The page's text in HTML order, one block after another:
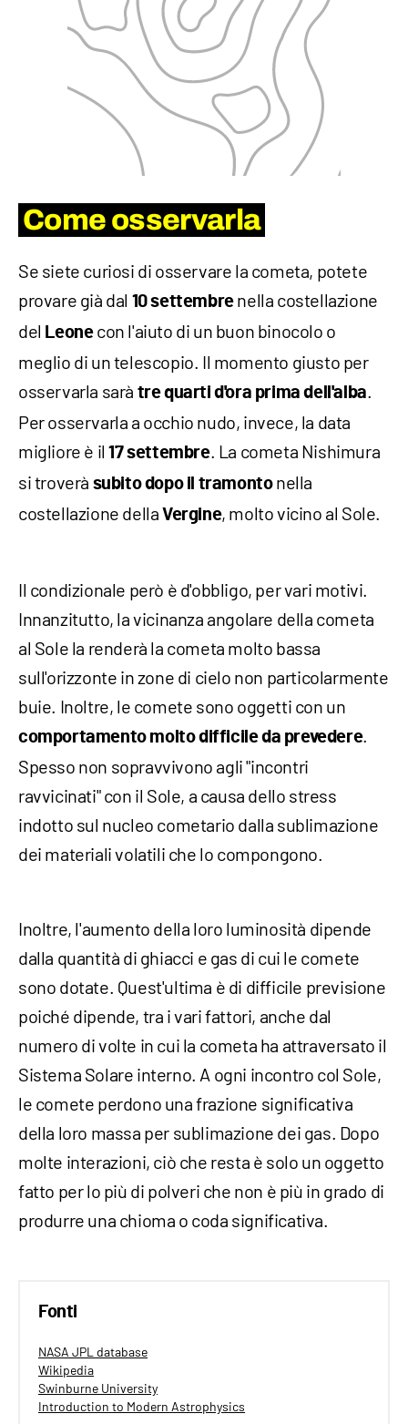
Come osservarla
Se siete curiosi di osservare la cometa, potete
provare già dal 10 settembrenella costellazione
del Leonecon l'aiuto di un buon binocolo o
meglio di un telescopio. Il momento giusto per
osservarla sarà tre quarti d'ora prima dell'alba.
Per osservarla a occhio nudo, invece, la data
migliore è il17 settembre. La cometa Nishimura
si troverà subito dopo il tramontonella
costellazione dellaVergine, molto vicino al Sole.
Il condizionale però è d'obbligo, per vari motivi.
Innanzitutto, la vicinanza angolare della cometa
al Sole la renderà la cometa molto bassa
sull'orizzonte in zone di cielo non particolarmente
buie. Inoltre, le comete sono oggetti con un
comportamento molto difficile da prevedere.
Spesso non sopravvivono agli "incontri
ravvicinati" con il Sole, a causa dello stress
indotto sul nucleo cometario dalla sublimazione
dei materiali volatili che lo compongono.
Inoltre, l'aumento della loro luminosità dipende
dalla quantità di ghiacci e gas di cui le comete
sono dotate. Quest'ultima è di difficile previsione
poiché dipende, tra i vari fattori, anche dal
numero di volte in cui la cometa ha attraversato il
Sistema Solare interno. A ogni incontro col Sole,
le comete perdono una frazione significativa
della loro massa per sublimazione dei gas. Dopo
molte interazioni, ciò che resta è solo un oggetto
fatto per lo più di polveri che non è più in grado di
produrre una chioma o coda significativa.
Fonti
NASA JPL database
Wikipedia
Swinburne University
Introduction to Modern Astrophysics